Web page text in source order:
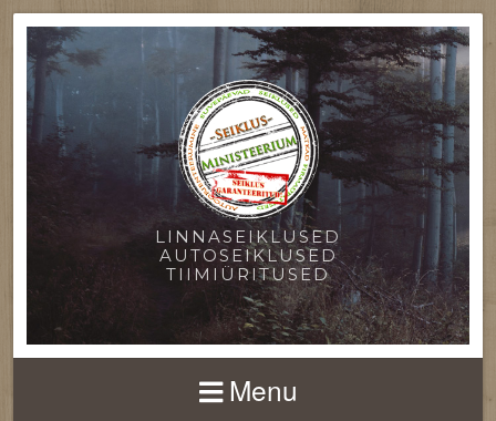
LINNASEIKLUSED
AUTOSEIKLUSED
TIIMIÜRITUSED
Menu